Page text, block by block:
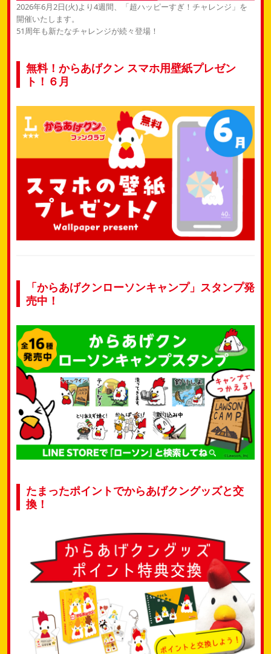
2026年6月2日(火)より4週間、「超ハッピーすぎ！チャレンジ」を
開催いたします。
51周年も新たなチャレンジが続々登場！
無料！からあげクン スマホ用壁紙プレゼン
ト！６月
「からあげクンローソンキャンプ」スタンプ発
売中！
たまったポイントでからあげクングッズと交
換！